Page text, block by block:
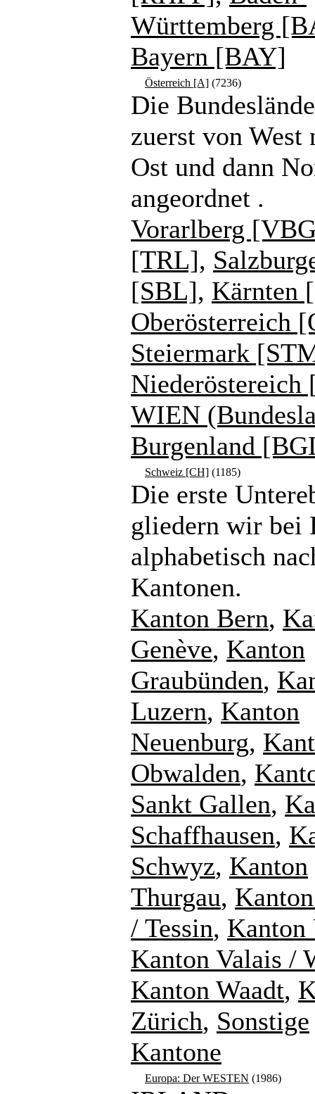
Württemberg
Bayern [BAY]
Österreich [A] (7236)
Die
zuerst von West
Ost und dann
angeordnet .
Vorarlberg
[TRL],
[SBL], Kärnten
Oberösterreich
Steiermark
Niederöstereich
WIEN
Burgenland
Schweiz [CH] (1185)
Die erste
gliedern wir bei
alphabetisch
Kantonen.
Kanton Bern,
Genève, Kanton
Graubünden,
Luzern, Kanton
Neuenburg,
Obwalden,
Sankt Gallen,
Schaffhausen,
Schwyz, Kanton
Thurgau,
/ Tessin,
Kanton Valais /
Kanton Waadt,
Zürich, Sonstige
Kantone
Europa: Der WESTEN (1986)